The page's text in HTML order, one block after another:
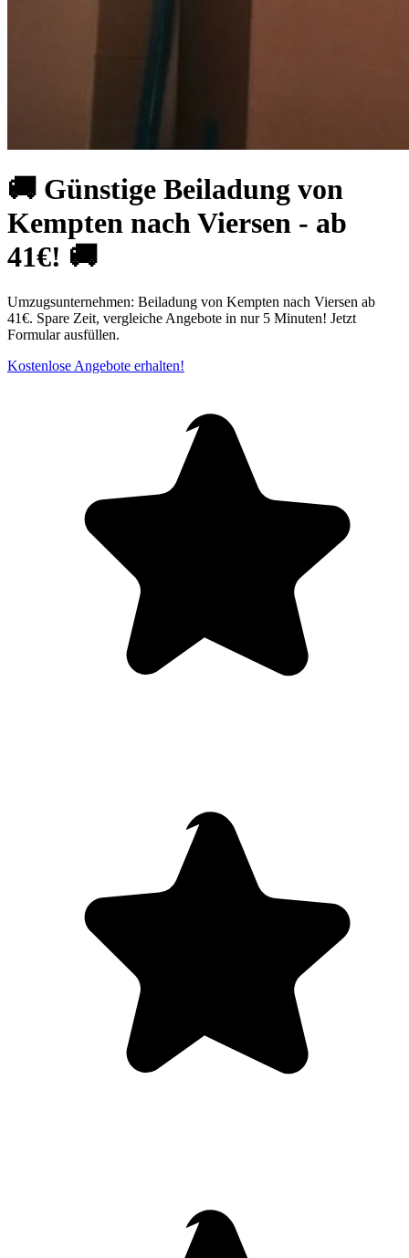
🚚 Günstige Beiladung von
Kempten nach Viersen - ab
41€! 🚚
Umzugsunternehmen: Beiladung von Kempten nach Viersen ab
41€. Spare Zeit, vergleiche Angebote in nur 5 Minuten! Jetzt
Formular ausfüllen.
Kostenlose Angebote erhalten!